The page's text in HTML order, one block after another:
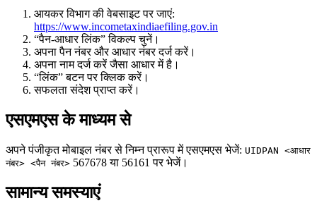
आयकर विभाग की वेबसाइट पर जाएं:
https://www.incometaxindiaefiling.gov.in
“पैन-आधार लिंक” विकल्प चुनें।
अपना पैन नंबर और आधार नंबर दर्ज करें।
अपना नाम दर्ज करें जैसा आधार में है।
“लिंक” बटन पर क्लिक करें।
सफलता संदेश प्राप्त करें।
एसएमएस के माध्यम से
अपने पंजीकृत मोबाइल नंबर से निम्न प्रारूप में एसएमएस भेजें: UIDPAN <आधार
नंबर> <पैन नंबर> 567678 या 56161 पर भेजें।
सामान्य समस्याएं